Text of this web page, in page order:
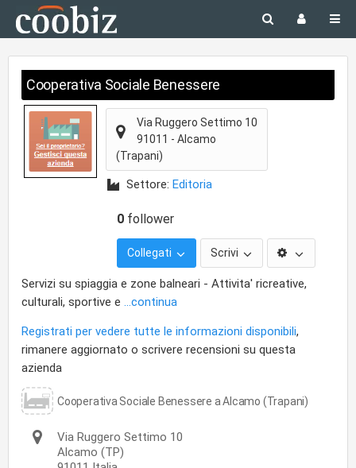
Cooperativa Sociale Benessere
Via Ruggero Settimo 10
91011 - Alcamo
(Trapani)
Settore: Editoria
0 follower
Collegati Scrivi
Servizi su spiaggia e zone balneari - Attivita' ricreative,
culturali, sportive e ...continua
Registrati per vedere tutte le informazioni disponibili,
rimanere aggiornato o scrivere recensioni su questa
azienda
Cooperativa Sociale Benessere a Alcamo (Trapani)
Via Ruggero Settimo 10
Alcamo (TP)